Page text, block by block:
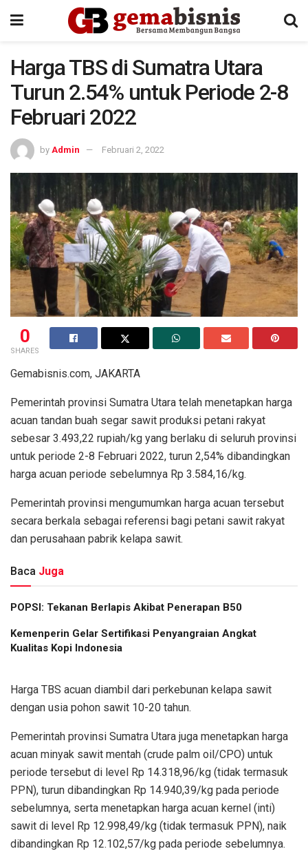
Harga TBS di Sumatra Utara
Turun 2.54% untuk Periode 2-8
Februari 2022
by Admin Februari 2, 2022
0
SHARES
Gemabisnis.com, JAKARTA
Pemerintah provinsi Sumatra Utara telah menetapkan harga
acuan tandan buah segar sawit produksi petani rakyat
sebesar 3.493,22 rupiah/kg yang berlaku di seluruh provinsi
untuk periode 2-8 Februari 2022, turun 2,54% dibandingkan
harga acuan periode sebelumnya Rp 3.584,16/kg.
Pemerintah provinsi mengumumkan harga acuan tersebut
secara berkala sebagai referensi bagi petani sawit rakyat
dan perusahaan pabrik kelapa sawit.
Baca Juga
POPSI: Tekanan Berlapis Akibat Penerapan B50
Kemenperin Gelar Sertifikasi Penyangraian Angkat
Kualitas Kopi Indonesia
Harga TBS acuan diambil dari perkebunan kelapa sawit
dengan usia pohon sawit 10-20 tahun.
Pemerintah provinsi Sumatra Utara juga menetapkan harga
acuan minyak sawit mentah (crude palm oil/CPO) untuk
periode tersebut di level Rp 14.318,96/kg (tidak termasuk
PPN), turun dibandingkan Rp 14.940,39/kg pada periode
sebelumnya, serta menetapkan harga acuan kernel (inti)
sawit di level Rp 12.998,49/kg (tidak termasuk PPN), naik
dibandingkan Rp 12.102,57/kg pada periode sebelumnya.